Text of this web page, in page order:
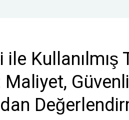
Kullanılmış
Maliyet,